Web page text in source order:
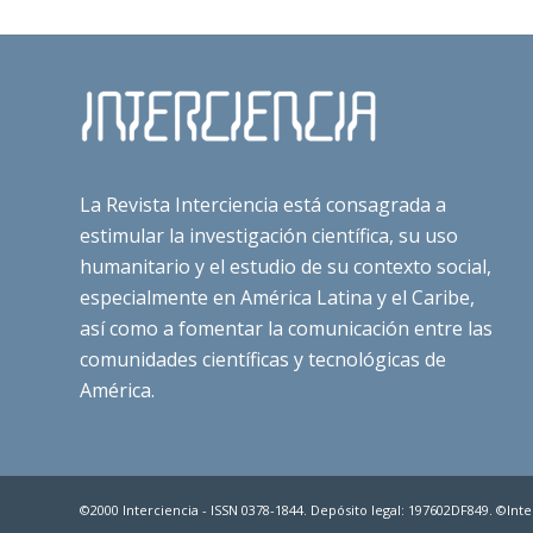
La Revista Interciencia está consagrada a
estimular la investigación científica, su uso
humanitario y el estudio de su contexto social,
especialmente en América Latina y el Caribe,
así como a fomentar la comunicación entre las
comunidades científicas y tecnológicas de
América.
©2000 Interciencia - ISSN 0378-1844. Depósito legal: 197602DF849.